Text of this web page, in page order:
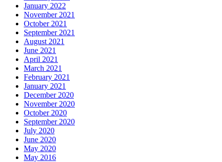
January 2022
November 2021
October 2021
September 2021
August 2021
June 2021
April 2021
March 2021
February 2021
January 2021
December 2020
November 2020
October 2020
September 2020
July 2020
June 2020
May 2020
May 2016